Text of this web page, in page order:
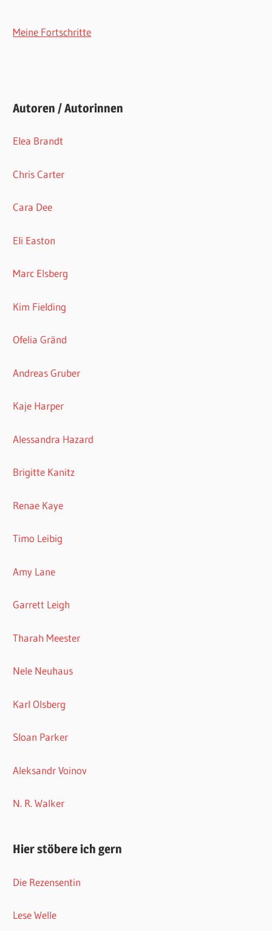
Meine Fortschritte
Autoren / Autorinnen
Elea Brandt
Chris Carter
Cara Dee
Eli Easton
Marc Elsberg
Kim Fielding
Ofelia Gränd
Andreas Gruber
Kaje Harper
Alessandra Hazard
Brigitte Kanitz
Renae Kaye
Timo Leibig
Amy Lane
Garrett Leigh
Tharah Meester
Nele Neuhaus
Karl Olsberg
Sloan Parker
Aleksandr Voinov
N. R. Walker
Hier stöbere ich gern
Die Rezensentin
Lese Welle